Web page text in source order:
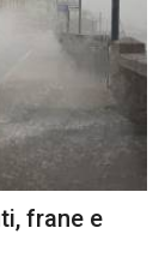
frane e